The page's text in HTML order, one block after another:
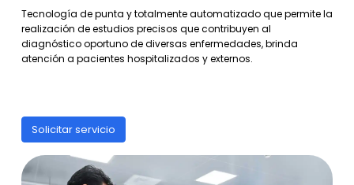
Tecnología de punta y totalmente automatizado que permite la
realización de estudios precisos que contribuyen al
diagnóstico oportuno de diversas enfermedades, brinda
atención a pacientes hospitalizados y externos.
Solicitar servicio